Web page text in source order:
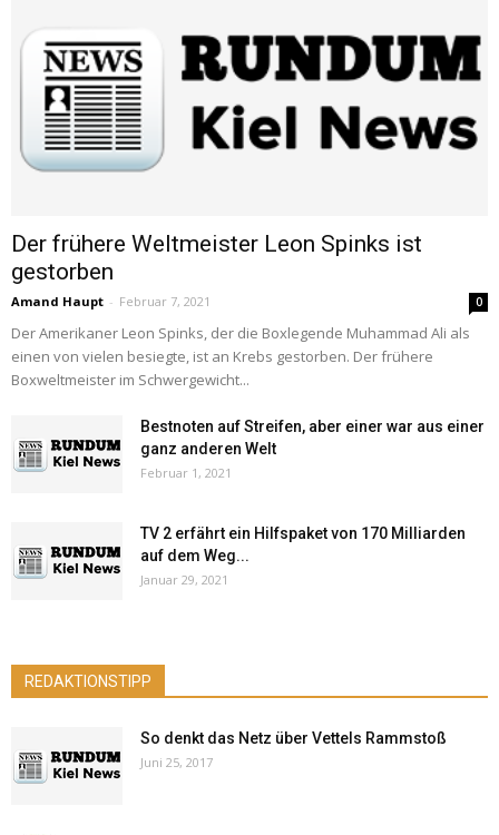
Der frühere Weltmeister Leon Spinks ist
gestorben
Amand Haupt - Februar 7, 2021 0
Der Amerikaner Leon Spinks, der die Boxlegende Muhammad Ali als
einen von vielen besiegte, ist an Krebs gestorben. Der frühere
Boxweltmeister im Schwergewicht...
Bestnoten auf Streifen, aber einer war aus einer
ganz anderen Welt
Februar 1, 2021
TV 2 erfährt ein Hilfspaket von 170 Milliarden
auf dem Weg...
Januar 29, 2021
REDAKTIONSTIPP
So denkt das Netz über Vettels Rammstoß
Juni 25, 2017